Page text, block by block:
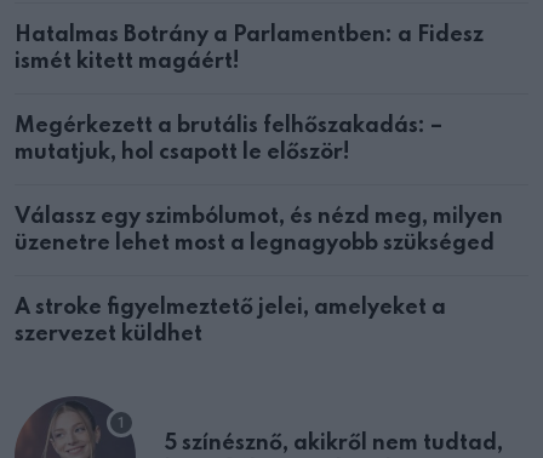
Hatalmas Botrány a Parlamentben: a Fidesz
ismét kitett magáért!
Megérkezett a brutális felhőszakadás: –
mutatjuk, hol csapott le először!
Válassz egy szimbólumot, és nézd meg, milyen
üzenetre lehet most a legnagyobb szükséged
A stroke figyelmeztető jelei, amelyeket a
szervezet küldhet
5 színésznő, akikről nem tudtad,